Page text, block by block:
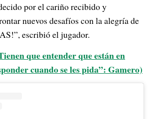
por el cariño recibido y
nuevos desafíos con la alegría de
escribió el jugador.
que entender que están en
cuando se les pida”: Gamero)